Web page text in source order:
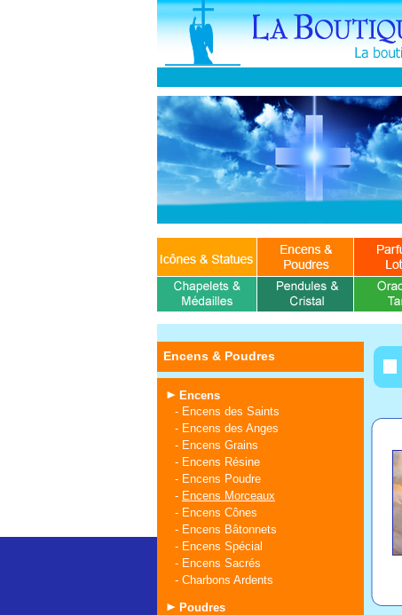
Encens & Poudres
Encens
- Encens des Saints
- Encens des Anges
- Encens Grains
- Encens Résine
- Encens Poudre
- Encens Morceaux
- Encens Cônes
- Encens Bâtonnets
- Encens Spécial
- Encens Sacrés
- Charbons Ardents
Poudres